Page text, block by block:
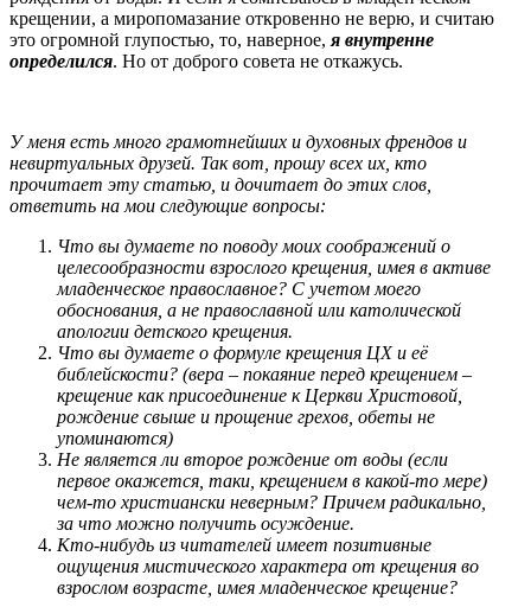
крещении, а миропомазание откровенно не верю, и считаю
это огромной глупостью, то, наверное, я внутренне
определился. Но от доброго совета не откажусь.
У меня есть много грамотнейших и духовных френдов и
невиртуальных друзей. Так вот, прошу всех их, кто
прочитает эту статью, и дочитает до этих слов,
ответить на мои следующие вопросы:
Что вы думаете по поводу моих соображений о
целесообразности взрослого крещения, имея в активе
младенческое православное? С учетом моего
обоснования, а не православной или католической
апологии детского крещения.
Что вы думаете о формуле крещения ЦХ и её
библейскости? (вера – покаяние перед крещением –
крещение как присоединение к Церкви Христовой,
рождение свыше и прощение грехов, обеты не
упоминаются)
Не является ли второе рождение от воды (если
первое окажется, таки, крещением в какой-то мере)
чем-то христиански неверным? Причем радикально,
за что можно получить осуждение.
Кто-нибудь из читателей имеет позитивные
ощущения мистического характера от крещения во
взрослом возрасте, имея младенческое крещение?